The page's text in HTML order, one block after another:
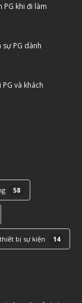
PG khi đi làm
PG dành
và khách
58
bị sự kiện 14